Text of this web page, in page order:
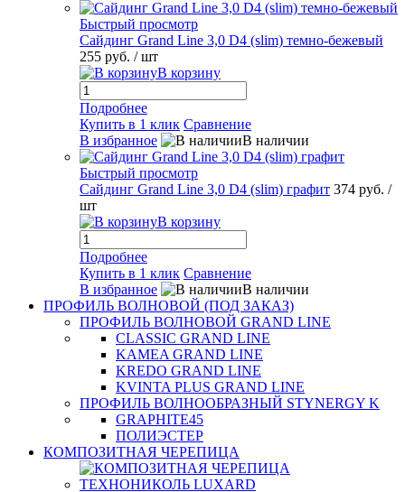
Быстрый просмотр
Сайдинг Grand Line 3,0 D4 (slim) темно-бежевый
255 руб. / шт
В корзину
Подробнее
Купить в 1 клик Сравнение
В избранное
В наличии
Быстрый просмотр
Сайдинг Grand Line 3,0 D4 (slim) графит 374 руб. /
шт
В корзину
Подробнее
Купить в 1 клик Сравнение
В избранное
В наличии
ПРОФИЛЬ ВОЛНОВОЙ (ПОД ЗАКАЗ)
ПРОФИЛЬ ВОЛНОВОЙ GRAND LINE
CLASSIC GRAND LINE
KAMEA GRAND LINE
KREDO GRAND LINE
KVINTA PLUS GRAND LINE
ПРОФИЛЬ ВОЛНООБРАЗНЫЙ STYNERGY K
GRAPHITE45
ПОЛИЭСТЕР
КОМПОЗИТНАЯ ЧЕРЕПИЦА